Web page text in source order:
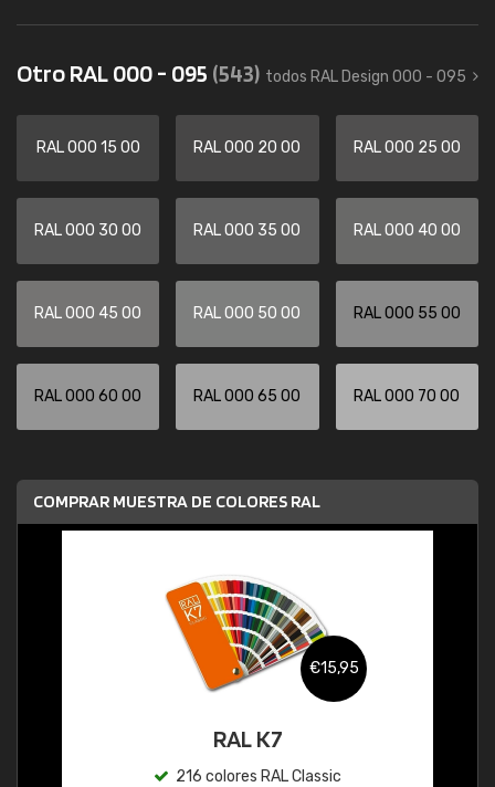
Otro RAL 000 - 095 (543) todos RAL Design 000 - 095
RAL 000 15 00 RAL 000 20 00 RAL 000 25 00
RAL 000 30 00 RAL 000 35 00 RAL 000 40 00
RAL 000 45 00 RAL 000 50 00 RAL 000 55 00
RAL 000 60 00 RAL 000 65 00 RAL 000 70 00
COMPRAR MUESTRA DE COLORES RAL
€15,95
RAL K7
216 colores RAL Classic